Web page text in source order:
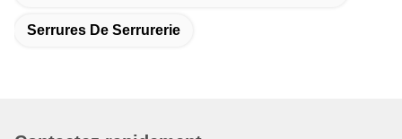
Serrures De Serrurerie